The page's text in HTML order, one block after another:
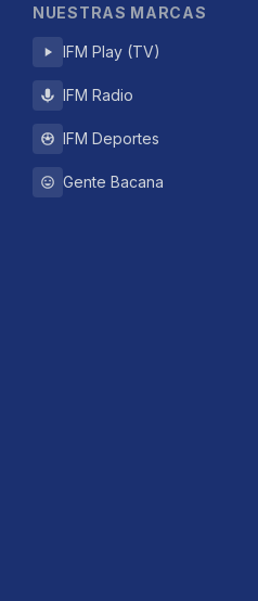
NUESTRAS MARCAS
IFM Play (TV)
IFM Radio
IFM Deportes
Gente Bacana